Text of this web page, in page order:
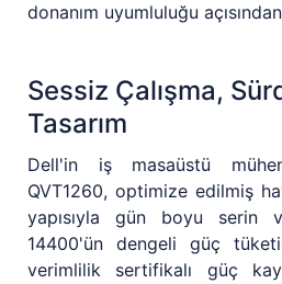
donanım uyumluluğu
Sessiz Çalışma,
Tasarım
Dell'in iş masaüstü
QVT1260, optimize edilmiş
yapısıyla gün boyu serin
14400'ün dengeli güç
verimlilik sertifikalı güç